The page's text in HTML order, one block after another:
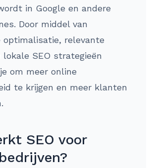
in Google en andere
Door middel van
optimalisatie, relevante
SEO strategieën
om meer online
te krijgen en meer klanten
SEO voor